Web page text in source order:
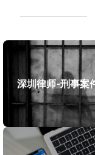
深圳律师-刑事案